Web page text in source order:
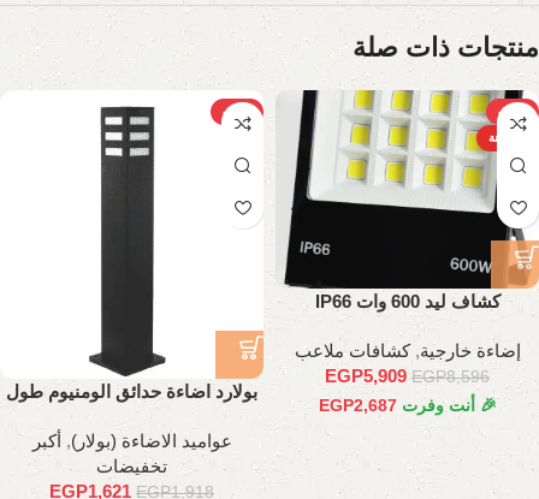
منتجات ذات صلة
-31%
الساخنة
كشاف ليد 600 وات IP66
إضاءة خارجية,كشافات ملاعب
EGP8,596
EGP5,909
🎉 أنت وفرت EGP2,687
-15%
بولارد اضاءة حدائق الومنيوم طول
عواميد الاضاءة (بولار), أكبر
تخفيضات
EGP1,918
EGP1,621